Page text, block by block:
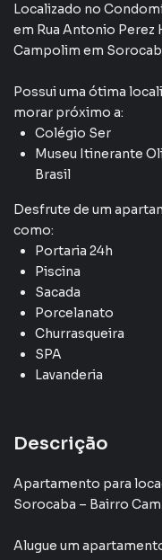
Andar Alto
Localizado no
em Rua Antonio Perez
Campolim em
Possui uma ótima
morar próximo a:
Colégio Ser
Museu Itinerante
Brasil
Desfrute de um
como:
Portaria 24h
Piscina
Sacada
Porcelanato
Churrasqueira
SPA
Lavanderia
Descrição
Apartamento para
Sorocaba – Bairro
Alugue um